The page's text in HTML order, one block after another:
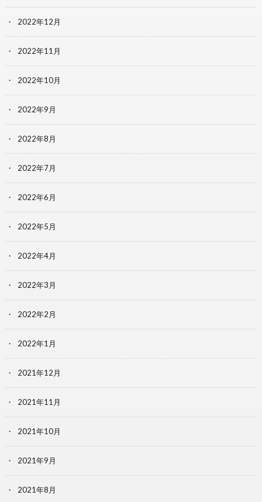
2022年12月
2022年11月
2022年10月
2022年9月
2022年8月
2022年7月
2022年6月
2022年5月
2022年4月
2022年3月
2022年2月
2022年1月
2021年12月
2021年11月
2021年10月
2021年9月
2021年8月